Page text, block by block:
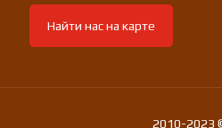
Найти нас на карте
2010-2023